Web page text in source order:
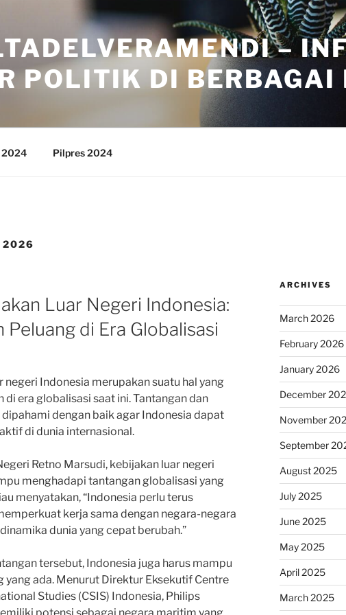
–
POLITIK DI BERBAGAI
2024 Pilpres 2024
2026
Luar Negeri Indonesia:
Peluang di Era Globalisasi
Indonesia merupakan suatu hal yang
era globalisasi saat ini. Tantangan dan
dengan baik agar Indonesia dapat
di dunia internasional.
Retno Marsudi, kebijakan luar negeri
menghadapi tantangan globalisasi yang
menyatakan, “Indonesia perlu terus
kerja sama dengan negara-negara
dunia yang cepat berubah.”
tersebut, Indonesia juga harus mampu
yang ada. Menurut Direktur Eksekutif Centre
Studies (CSIS) Indonesia, Philips
ARCHIVES
March 2026
February 2026
January 2026
December
November
September
August 2025
July 2025
June 2025
May 2025
April 2025
March 2025